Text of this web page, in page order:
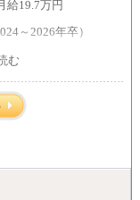
給19.7万円
～2026年卒）
む